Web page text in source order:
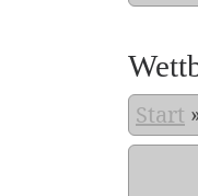
Start